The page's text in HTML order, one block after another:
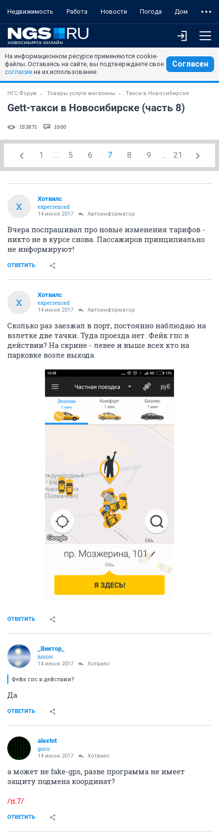
Недвижимость Работа Новости Погода Дом
На информационном ресурсе применяются cookie-
файлы. Оставаясь на сайте, вы подтверждаете свое
согласие на их использование.
Согласен
НГС.Форум Товары услуги магазины Такси в Новосибирске
Gett-такси в Новосибирске (часть 8)
153871 1000
1 ... 5 6 7 8 9 ... 21
Х
Хотвилс
experienced
14 июня 2017 Автоинформатор
Вчера поспрашивал про новые изменения тарифов -
никто не в курсе снова. Пассажиров принципиально
не информируют!
ОТВЕТИТЬ
Х
Хотвилс
experienced
14 июня 2017 Автоинформатор
Сколько раз заезжал в порт, постоянно наблюдаю на
взлетке две тачки. Туда проезда нет. Фейк гпс в
действии? На скрине - левее и выше всех кто на
парковке возле выхода.
ОТВЕТИТЬ
_Виктор_
juniоr
14 июня 2017 Хотвилс
Фейк гпс в действии?
Да
ОТВЕТИТЬ
alextnt
guru
14 июня 2017 Хотвилс
а может не fake-gps, разве программа не имеет
защиту подмена координат?
/п.7/
ОТВЕТИТЬ